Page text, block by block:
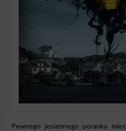
Pewnego jesiennego poranka